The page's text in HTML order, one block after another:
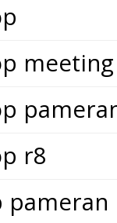
meeting
r8
pameran